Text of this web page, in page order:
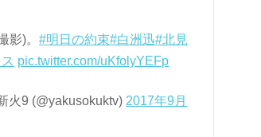
影)。#明日の約束#白洲迅#北見
pic.twitter.com/uKfolyYEFp
火9 (@yakusokuktv) 2017年9月